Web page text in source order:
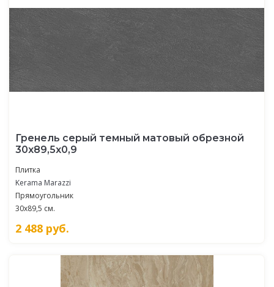
Гренель серый темный матовый обрезной
30x89,5x0,9
Плитка
Kerama Marazzi
Прямоугольник
30x89,5 см.
2 488 руб.